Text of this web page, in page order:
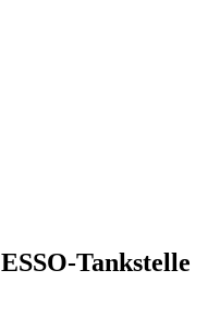
ESSO-Tankstelle